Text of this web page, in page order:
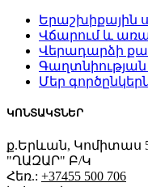
Երաշխիքային
Վճարում և
Վերադարձի
Մեր
ԿՈՆՏԱԿՏՆԵՐ
ք.Երևան, Կոմիտաս
"ՂԱԶԱՐ" Բ/Կ
Հեռ.: +37455 500 706